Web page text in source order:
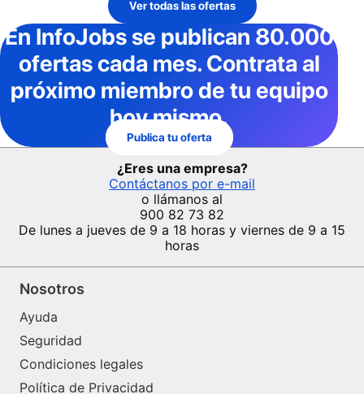
Ver todas las ofertas
En InfoJobsse publican 80.000
ofertas cada mes. Contrata al
próximo miembro de tu equipo
hoy mismo.
Publica tu oferta
¿Eres una empresa?
Contáctanos por e-mail
o llámanos al
900 82 73 82
De lunes a jueves de 9 a 18 horas y viernes de 9 a 15
horas
Nosotros
Ayuda
Seguridad
Condiciones legales
Política de Privacidad